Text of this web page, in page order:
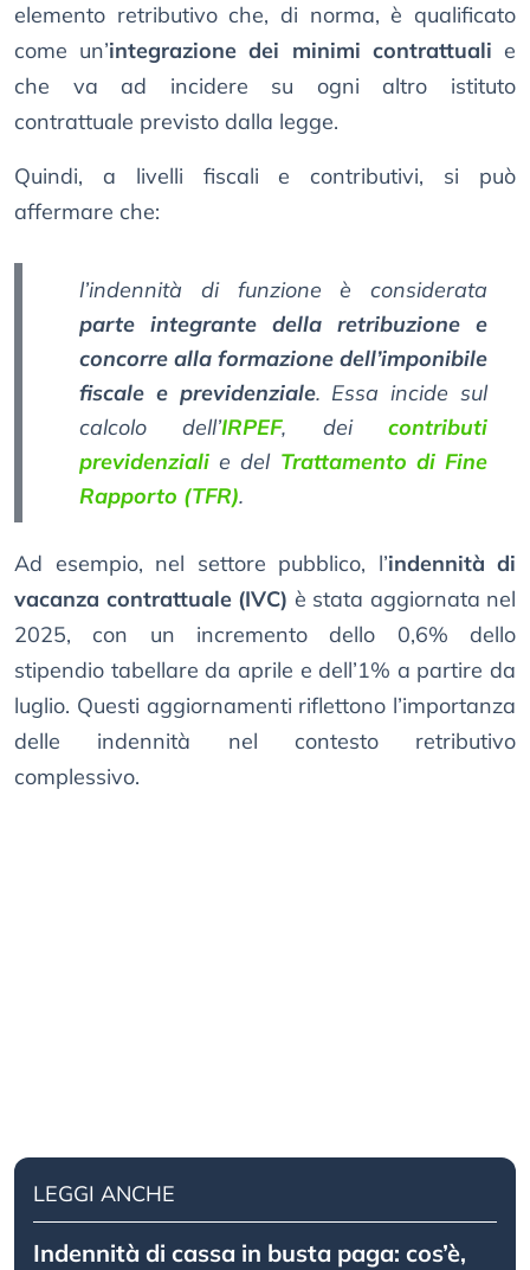
elemento retributivo che, di norma, è qualificato
come un’integrazione dei minimi contrattuali e
che va ad incidere su ogni altro istituto
contrattuale previsto dalla legge.
Quindi, a livelli fiscali e contributivi, si può
affermare che:
l’indennità di funzione è considerata
parte integrante della retribuzione e
concorre alla formazione dell’imponibile
fiscale e previdenziale. Essa incide sul
calcolo dell’IRPEF, deicontributi
previdenziali e del Trattamento di Fine
Rapporto (TFR).
Ad esempio, nel settore pubblico, l’indennità di
vacanza contrattuale (IVC) è stata aggiornata nel
2025, con un incremento dello 0,6% dello
stipendio tabellare da aprile e dell’1% a partire da
luglio. Questi aggiornamenti riflettono l’importanza
delle indennità nel contesto retributivo
complessivo.
LEGGI ANCHE
Indennità di cassa in busta paga: cos’è,